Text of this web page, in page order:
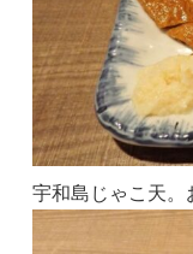
宇和島じゃこ天。